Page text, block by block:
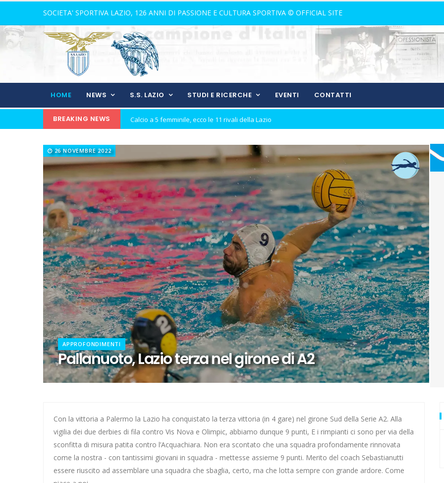
SOCIETA' SPORTIVA LAZIO, 126 ANNI DI PASSIONE E CULTURA SPORTIVA © OFFICIAL SITE
HOME NEWS S.S. LAZIO STUDI E RICERCHE EVENTI CONTATTI
BREAKING NEWS 21 anni senza Bomber Fiorini: nostalgia!
Elite, ecco il calendario del girone di andata
Elite maschile: ecco le sfide dell'andata
Ecco De Souza, laterale con il vizio del gol
Il 16 agosto l'inizio dell'avventura in Coppa Italia
Calcio a 5, dalla Spagna con furore: ecco Luna
Il girone di C della Lazio
Quattro dei nostri ai Mondiali di Zagabria
Pallanuoto, Miciora e Gavrila ai Mondiali con la Romania
Europeo per Club, vince la Lazio
Ecco Kondo per una Lazio che vuole stupire
Hockey su prato, addio a Poletti
La Lazio si rinforza con Ginevra Cavallini
Ecco le avversarie della Lazio
Lazio ad Ascoli 19 anni dopo l'ultima volta
26 NOVEMBRE 2022
APPROFONDIMENTI
Pallanuoto, Lazio terza nel girone di A2
Con la vittoria a Palermo la Lazio ha conquistato la terza vittoria (in 4 gare) nel girone Sud della Serie A2. Alla
vigilia dei due derbies di fila contro Vis Nova e Olimpic, abbiamo dunque 9 punti, E i rimpianti ci sono per via della
sconfitta di misura patita contro l’Acquachiara. Non era scontato che una squadra profondamente rinnovata
come la nostra - con tantissimi giovani in squadra - mettesse assieme 9 punti. Merito del coach Sebastianutti
essere riuscito ad assemblare una squadra che sbaglia, certo, ma che lotta sempre con grande ardore. Come